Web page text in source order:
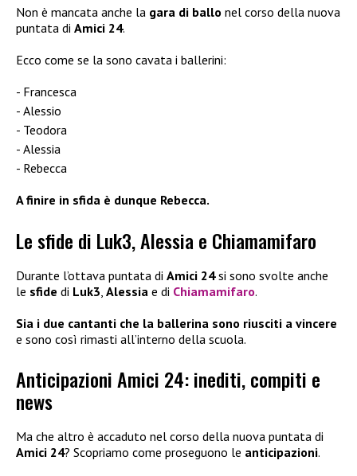
Non è mancata anche la gara di ballo nel corso della nuova
puntata di Amici 24.
Ecco come se la sono cavata i ballerini:
Francesca
Alessio
Teodora
Alessia
Rebecca
A finire in sfida è dunque Rebecca.
Le sfide di Luk3, Alessia e Chiamamifaro
Durante l’ottava puntata di Amici 24si sono svolte anche
le sfide di Luk3 Alessia e di Chiamamifaro.
Sia i due cantanti che la ballerina sono riusciti a vincere
e sono così rimasti all’interno della scuola.
Anticipazioni Amici 24: inediti, compiti e
news
Ma che altro è accaduto nel corso della nuova puntata di
Amici 24? Scopriamo come proseguono le anticipazioni.